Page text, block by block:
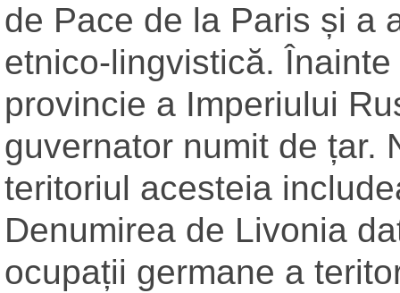
de Pace de la Paris și a
etnico-lingvistică.
provincie a Imperiului
guvernator numit de țar.
teritoriul acesteia
Denumirea de Livonia
ocupații germane a